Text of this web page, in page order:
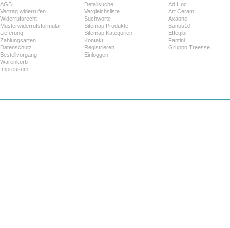
AGB
Vertrag widerrufen
Widerrufsrecht
Musterwiderrufsformular
Lieferung
Zahlungsarten
Datenschutz
Bestellvorgang
Warenkorb
Impressum
Detailsuche
Vergleichsliste
Suchworte
Sitemap Produkte
Sitemap Kategorien
Kontakt
Registrieren
Einloggen
Ad Hoc
Art Ceram
Axaone
Banos10
Effegibi
Fantini
Gruppo Treesse